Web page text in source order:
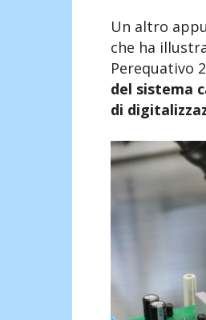
Un altro
che ha
Perequativo
del sistema
di